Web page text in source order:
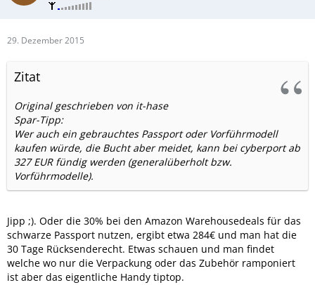
29. Dezember 2015
Zitat
Original geschrieben von it-hase
Spar-Tipp:
Wer auch ein gebrauchtes Passport oder Vorführmodell
kaufen würde, die Bucht aber meidet, kann bei cyberport ab
327 EUR fündig werden (generalüberholt bzw.
Vorführmodelle).
Jipp ;). Oder die 30% bei den Amazon Warehousedeals für das
schwarze Passport nutzen, ergibt etwa 284€ und man hat die
30 Tage Rücksenderecht. Etwas schauen und man findet
welche wo nur die Verpackung oder das Zubehör ramponiert
ist aber das eigentliche Handy tiptop.